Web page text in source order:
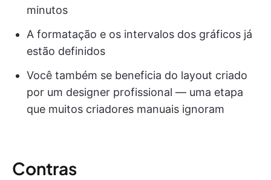
minutos
A formatação e os intervalos dos gráficos já
estão definidos
Você também se beneficia do layout criado
por um designer profissional — uma etapa
que muitos criadores manuais ignoram
Contras